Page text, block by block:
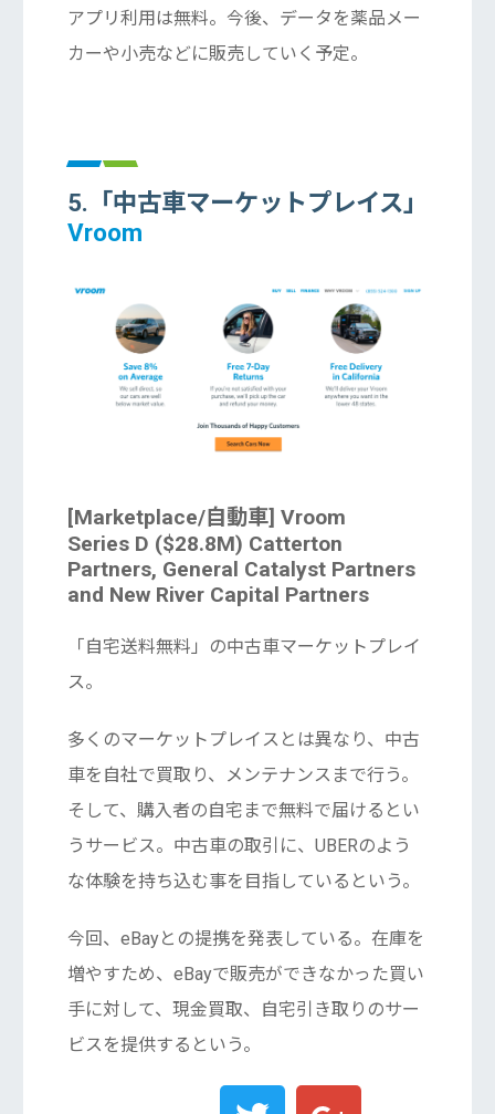
アプリ利用は無料。今後、データを薬品メー
カーや小売などに販売していく予定。
5.「中古車マーケットプレイス」
Vroom
[Marketplace/自動車] Vroom
Series D ($28.8M) Catterton
Partners, General Catalyst Partners
and New River Capital Partners
「自宅送料無料」の中古車マーケットプレイ
ス。
多くのマーケットプレイスとは異なり、中古
車を自社で買取り、メンテナンスまで行う。
そして、購入者の自宅まで無料で届けるとい
うサービス。中古車の取引に、UBERのよう
な体験を持ち込む事を目指しているという。
今回、eBayとの提携を発表している。在庫を
増やすため、eBayで販売ができなかった買い
手に対して、現金買取、自宅引き取りのサー
ビスを提供するという。